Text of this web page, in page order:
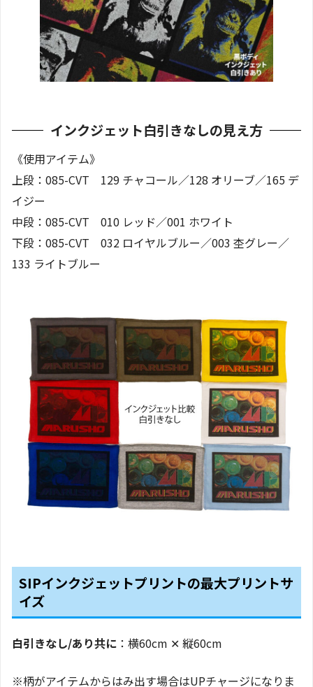
インクジェット白引きなしの見え方
《使用アイテム》
上段：085-CVT 129 チャコール／128 オリーブ／165 デ
イジー
中段：085-CVT 010 レッド／001 ホワイト
下段：085-CVT 032 ロイヤルブルー／003 杢グレー／
133 ライトブルー
SIPインクジェットプリントの最大プリントサ
イズ
白引きなし/あり共に ：横60cm ✕ 縦60cm
※柄がアイテムからはみ出す場合はUPチャージになりま